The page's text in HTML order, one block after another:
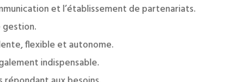
et l’établissement de partenariats.
flexible et autonome.
indispensable.